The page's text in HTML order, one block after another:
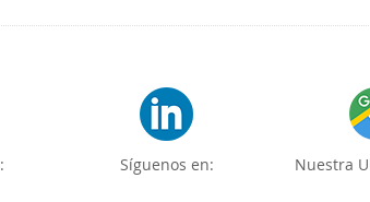
Síguenos en: Nuestra